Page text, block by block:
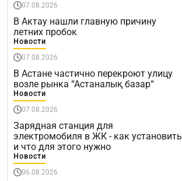
07.08.2026
В Актау нашли главную причину
летних пробок
Новости
07.08.2026
В Астане частично перекроют улицу
возле рынка “Астаналық базар“
Новости
07.08.2026
Зарядная станция для
электромобиля в ЖК - как установить
и что для этого нужно
Новости
06.08.2026